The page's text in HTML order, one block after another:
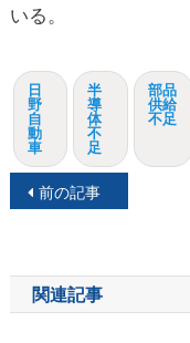
いる。
日
野
自
動
車
半
導
体
不
足
部品
供給
不足
投
ナ
ビ
前の記事
関連記事